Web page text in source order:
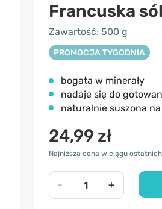
Francuska
Zawartość: 500 g
PROMOCJA TYGODNIA
bogata w minerały
nadaje się do
naturalnie suszona
24,99 zł
Najniższa cena w ciągu ostatnich
- +